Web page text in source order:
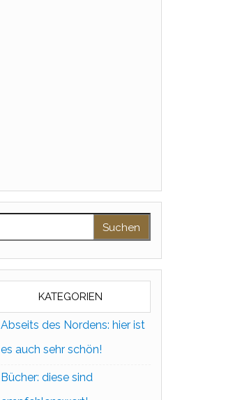
KATEGORIEN
Abseits des Nordens: hier ist
es auch sehr schön!
Bücher: diese sind